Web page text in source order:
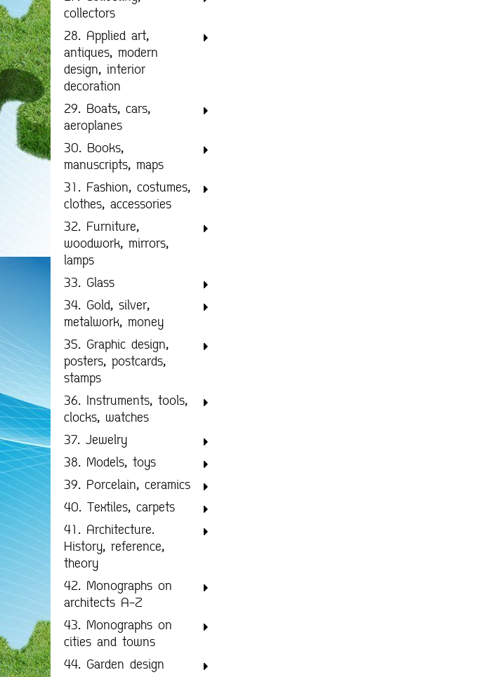
collectors
28. Applied art,
antiques, modern
design, interior
decoration
29. Boats, cars,
aeroplanes
30. Books,
manuscripts, maps
31. Fashion, costumes,
clothes, accessories
32. Furniture,
woodwork, mirrors,
lamps
33. Glass
34. Gold, silver,
metalwork, money
35. Graphic design,
posters, postcards,
stamps
36. Instruments, tools,
clocks, watches
37. Jewelry
38. Models, toys
39. Porcelain, ceramics
40. Textiles, carpets
41. Architecture.
History, reference,
theory
42. Monographs on
architects A-Z
43. Monographs on
cities and towns
44. Garden design